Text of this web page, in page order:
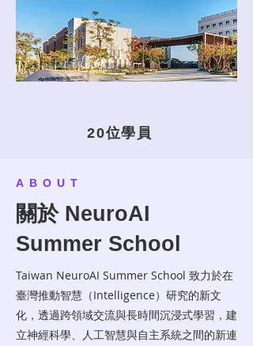
20位學員
ABOUT
關於 NeuroAI
Summer School
Taiwan NeuroAI Summer School 致力於在
臺灣推動智慧（Intelligence）研究的新文
化，透過跨領域交流與長時間沉浸式學習，建
立神經科學、人工智慧與自主系統之間的新連